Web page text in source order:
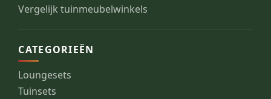
Vergelijk tuinmeubelwinkels
CATEGORIEËN
Loungesets
Tuinsets